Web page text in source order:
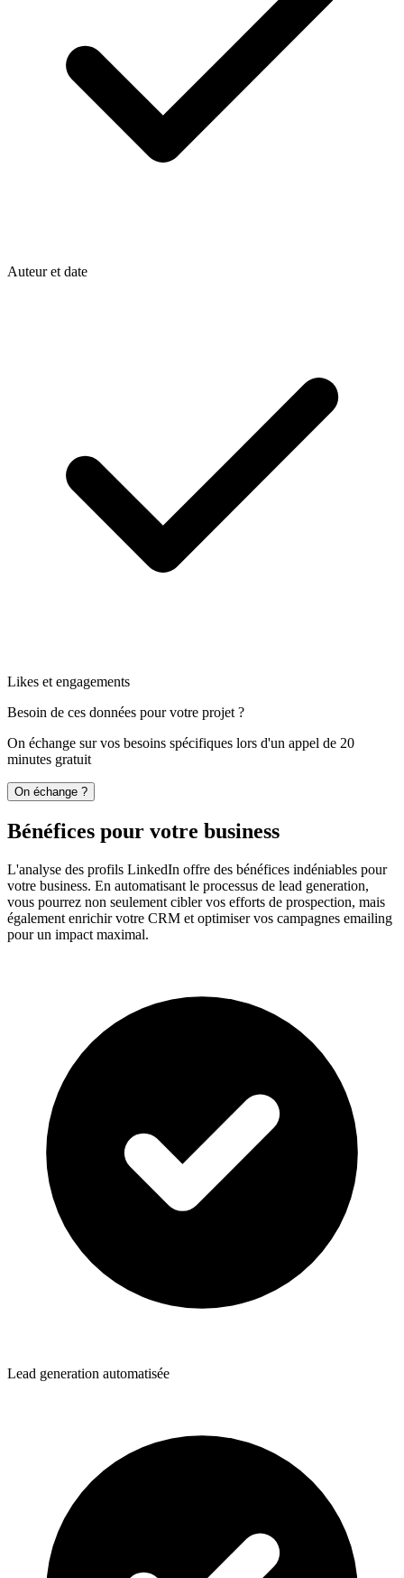
Auteur et date
Likes et engagements
Besoin de ces données pour votre projet ?
On échange sur vos besoins spécifiques lors d'un appel de 20
minutes gratuit
On échange ?
Bénéfices pour votre business
L'analyse des profils LinkedIn offre des bénéfices indéniables pour
votre business. En automatisant le processus de lead generation,
vous pourrez non seulement cibler vos efforts de prospection, mais
également enrichir votre CRM et optimiser vos campagnes emailing
pour un impact maximal.
Lead generation automatisée